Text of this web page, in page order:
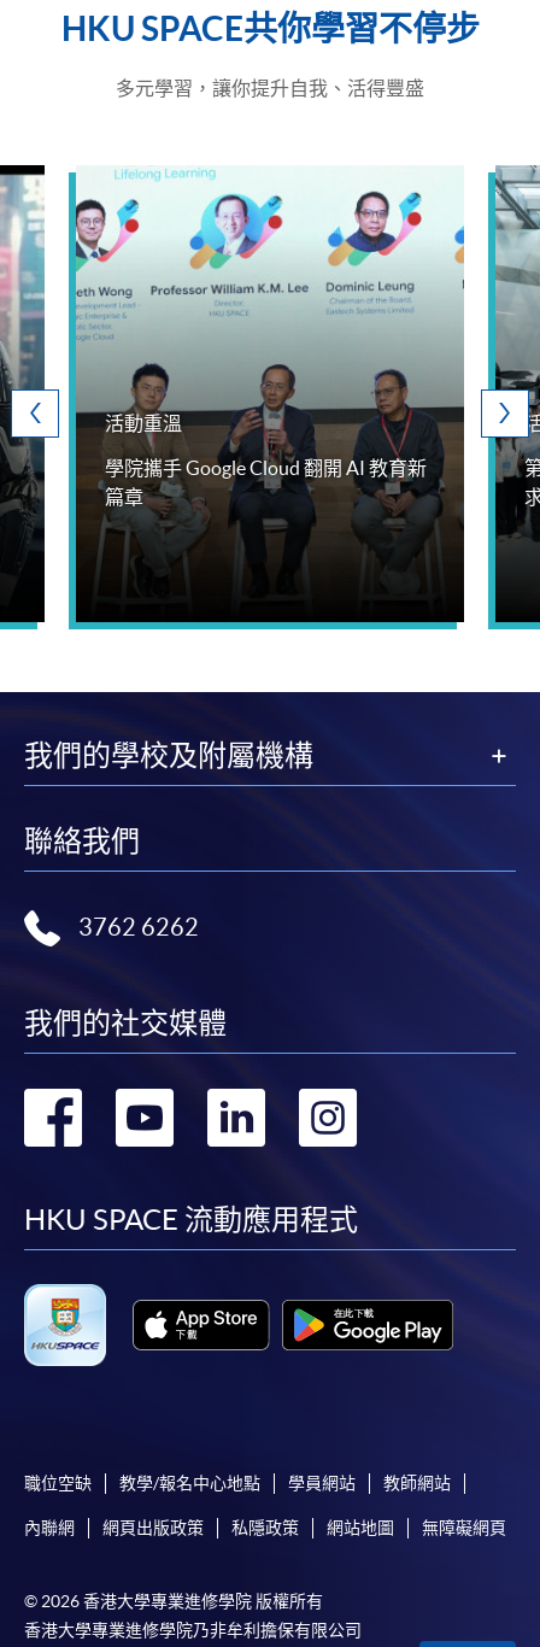
HKU SPACE共你學習不停步
多元學習，讓你提升自我、活得豐盛
活動重溫
學院攜手 Google Cloud 翻開 AI 教育新
篇章
我們的學校及附屬機構
聯絡我們
3762 6262
我們的社交媒體
轉
facebook
轉
youtube
轉
linkedin
HKU SPACE 流動應用程式
職位空缺 教學/報名中心地點 學員網站 教師網站
內聯網 網頁出版政策 私隱政策 網站地圖 無障礙網頁
© 2026 香港大學專業進修學院 版權所有
香港大學專業進修學院乃非牟利擔保有限公司